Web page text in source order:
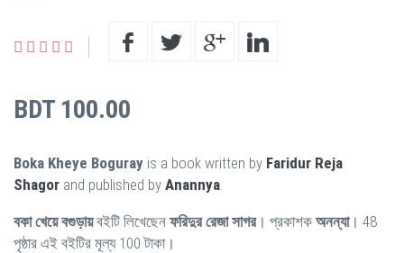
BDT 100.00
Boka Kheye Boguray is a book written by Faridur Reja
Shagor and published by Anannya
বকা খেয়ে বগুড়ায়বইটি লিখেছেন ফরিদুর রেজা সাগর। প্রকাশক অনন্যা। 48
পৃষ্ঠার এই বইটির মূল্য 100 টাকা।